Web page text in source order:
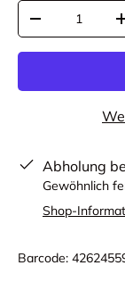
Anzahl
+
Abholung
Gewöhnlich
Shop-
Barcode: